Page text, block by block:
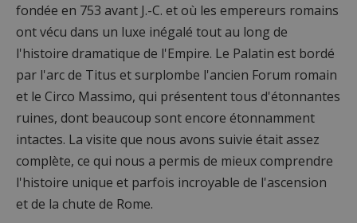
fondée en 753 avant J.-C. et où les empereurs romains
ont vécu dans un luxe inégalé tout au long de
l'histoire dramatique de l'Empire. Le Palatin est bordé
par l'arc de Titus et surplombe l'ancien Forum romain
et le Circo Massimo, qui présentent tous d'étonnantes
ruines, dont beaucoup sont encore étonnamment
intactes. La visite que nous avons suivie était assez
complète, ce qui nous a permis de mieux comprendre
l'histoire unique et parfois incroyable de l'ascension
et de la chute de Rome.